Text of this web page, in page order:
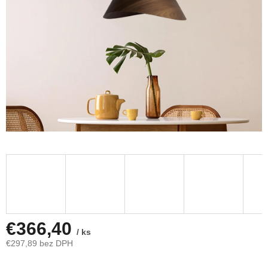
€366,40 / ks
€297,89 bez DPH